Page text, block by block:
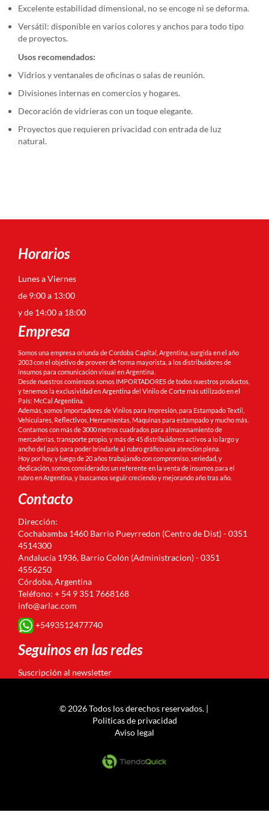
Excelente estabilidad dimensional, no se encoge ni se deforma.
Versátil: disponible en varios colores y anchos para todo tipo
de proyectos.
Usos recomendados:
Vidrios y ventanales de oficinas o salas de reunión.
Divisiones internas en comercios y hogares.
Decoración de vidrieras con un toque elegante.
Proyectos que requieren privacidad con entrada de luz
natural.
Horarios
Lunes a Viernes
de 9:00 a 13:00
y de 14:00 a 18:00
Empresa
Somos una empresa oriunda de Cordoba Capital, Argentina, surgida en el año
2003 con el objetivo de proveer de forma mayorista, a los distribuidores de
insumos para comunicación visual en Argentina.
Desde nuestros comienzos somos IMPORTADORES de todos nuestros productos,
y tenemos la exclusividad en Argentina del Vinilo de Corte más utilizado en el
País: McCal Argentina.
Además, somos importadores de Vinilos para Impresión, para Estampado Textil,
Vehiculares, Reflectivos, Herramientas, Maquinas para estampado y mucho más.
Contamos con más de 3000 metros cuadrados para almacenamiento de
mercaderías, transporte propio, y más de 45 distribuidores activos a lo largo y
ancho del país para poder brindarle al rubro gráfico una atención plena.
Hoy por hoy, y luego de 20 años trabajando con compromiso, seriedad, y
dedicación, somos considerados un referente en la venta de insumos para el
rubro en Argentina, y buscamos seguir creciendo y mejorando año tras año.
Contacto
Dirección:
Cochabamba 1460 Barrio Pueyrredon (Centro de Dist) - 0351
4514300
Andalucía 1936, Barrio Colón (Administracion) - 0351
4556250
Córdoba, Argentina
Teléfono: + 54 9 351 7668168
info@arlac.com
+5493512477740
Seguinos en las redes
Suscripción al newsletter
© 2026 Todos los derechos reservados. |
Politicas de privacidad
Aviso legal